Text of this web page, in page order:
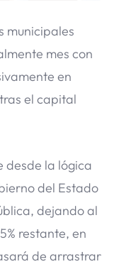
municipales
mes con
en
el capital
desde la lógica
del Estado
dejando al
restante, en
de arrastrar